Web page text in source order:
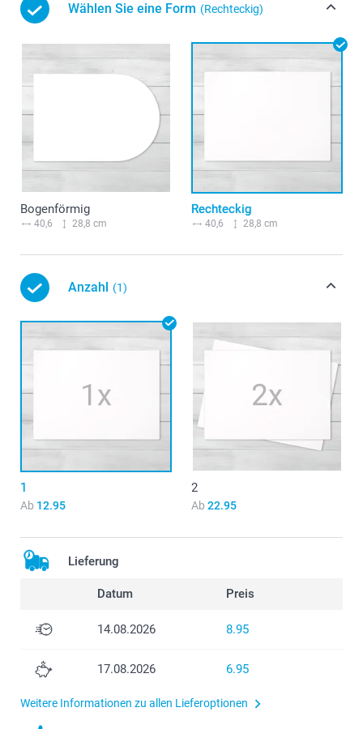
Wählen Sie eine Form (Rechteckig)
Bogenförmig
40,6 28,8 cm
Rechteckig
40,6 28,8 cm
Anzahl (1)
1
Ab 12.95
2
Ab 22.95
Lieferung
Datum Preis
14.08.2026 8.95
17.08.2026 6.95
Weitere Informationen zu allen Lieferoptionen